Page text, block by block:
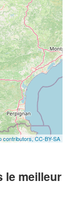
contributors, CC-BY-SA
le meilleur